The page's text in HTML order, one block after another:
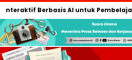
Berbasis AI untuk Pembelajaran